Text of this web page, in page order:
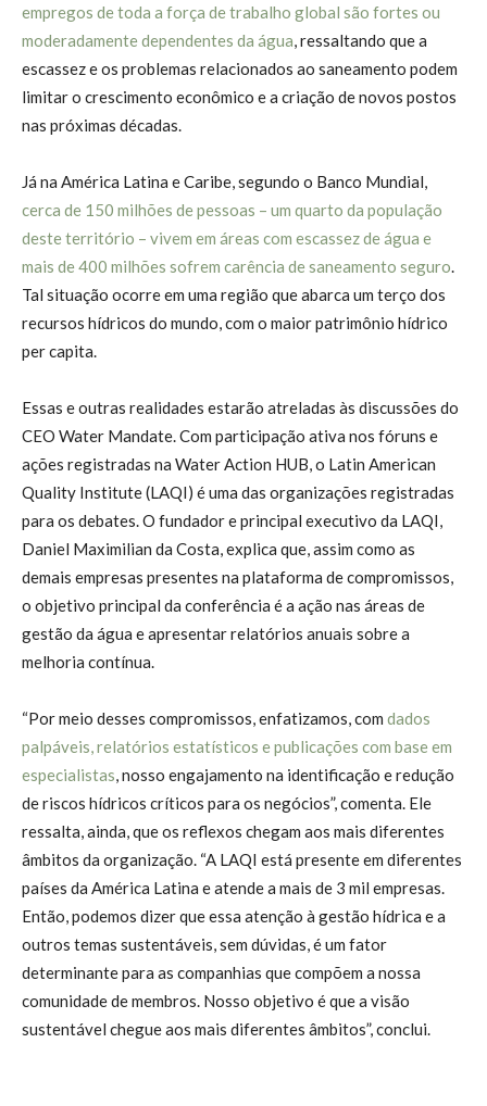
empregos de toda a força de trabalho global são fortes ou
moderadamente dependentes da água , ressaltando que a
escassez e os problemas relacionados ao saneamento podem
limitar o crescimento econômico e a criação de novos postos
nas próximas décadas.
Já na América Latina e Caribe, segundo o Banco Mundial,
cerca de 150 milhões de pessoas – um quarto da população
deste território – vivem em áreas com escassez de água e
mais de 400 milhões sofrem carência de saneamento seguro
Tal situação ocorre em uma região que abarca um terço dos
recursos hídricos do mundo, com o maior patrimônio hídrico
per capita.
Essas e outras realidades estarão atreladas às discussões do
CEO Water Mandate. Com participação ativa nos fóruns e
ações registradas na Water Action HUB, o Latin American
Quality Institute (LAQI) é uma das organizações registradas
para os debates. O fundador e principal executivo da LAQI,
Daniel Maximilian da Costa, explica que, assim como as
demais empresas presentes na plataforma de compromissos,
o objetivo principal da conferência é a ação nas áreas de
gestão da água e apresentar relatórios anuais sobre a
melhoria contínua.
“Por meio desses compromissos, enfatizamos, com dados
palpáveis, relatórios estatísticos e publicações com base em
especialistas , nosso engajamento na identificação e redução
de riscos hídricos críticos para os negócios”, comenta. Ele
ressalta, ainda, que os reflexos chegam aos mais diferentes
âmbitos da organização. “A LAQI está presente em diferentes
países da América Latina e atende a mais de 3 mil empresas.
Então, podemos dizer que essa atenção à gestão hídrica e a
outros temas sustentáveis, sem dúvidas, é um fator
determinante para as companhias que compõem a nossa
comunidade de membros. Nosso objetivo é que a visão
sustentável chegue aos mais diferentes âmbitos”, conclui.